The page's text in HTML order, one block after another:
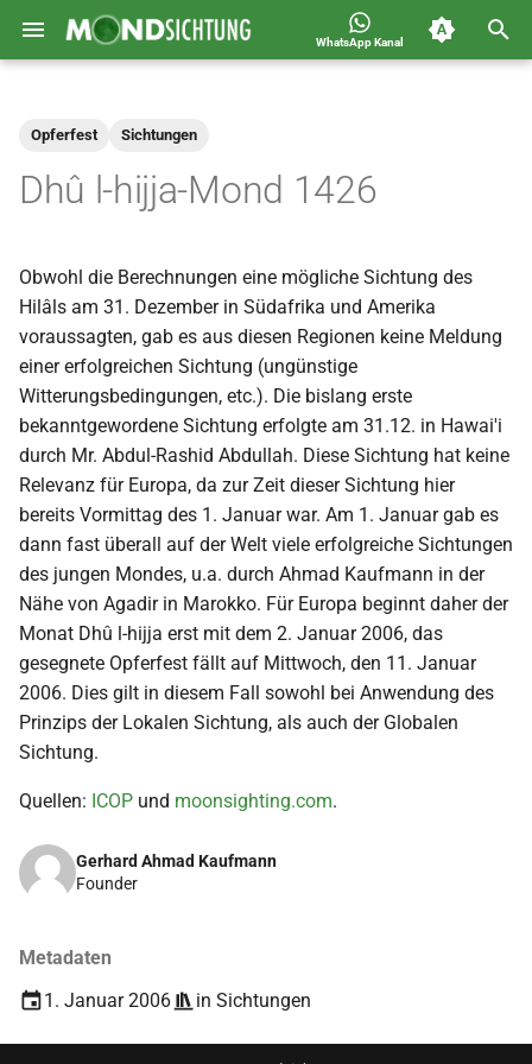
WhatsApp Kanal
h
i
r
d
i
n
i
i
a
l
i
s
e
Deutschland 1400-1449 n.H.
2023
2022
2021
2020
2019
2018
2017
2016
2015
2014
2013
2010
Islam
Mondsichtung
Sichtungen
Spot
Video
Gerhard Ahmad Kaufmann
Founder
Metadaten
1. Januar 2006
in Sichtungen
Opferfest Sichtungen
Dhû l-hijja-Mond 1426
Obwohl die Berechnungen eine mögliche Sichtung des
Hilâls am 31. Dezember in Südafrika und Amerika
voraussagten, gab es aus diesen Regionen keine Meldung
einer erfolgreichen Sichtung (ungünstige
Witterungsbedingungen, etc.). Die bislang erste
bekanntgewordene Sichtung erfolgte am 31.12. in Hawai'i
durch Mr. Abdul-Rashid Abdullah. Diese Sichtung hat keine
Relevanz für Europa, da zur Zeit dieser Sichtung hier
bereits Vormittag des 1. Januar war. Am 1. Januar gab es
dann fast überall auf der Welt viele erfolgreiche Sichtungen
des jungen Mondes, u.a. durch Ahmad Kaufmann in der
Nähe von Agadir in Marokko. Für Europa beginnt daher der
Monat Dhû l-hijja erst mit dem 2. Januar 2006, das
gesegnete Opferfest fällt auf Mittwoch, den 11. Januar
2006. Dies gilt in diesem Fall sowohl bei Anwendung des
Prinzips der Lokalen Sichtung, als auch der Globalen
Sichtung.
Quellen: ICOP und moonsighting.com.